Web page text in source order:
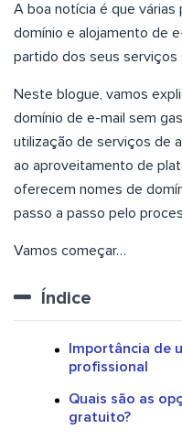
A boa notícia é que
domínio e alojamento de
partido dos seus serviços
Neste blogue, vamos
domínio de e-mail sem
utilização de serviços de
ao aproveitamento de
oferecem nomes de
passo a passo pelo
Vamos começar…
Índice
Importância de
profissional
Quais são as
gratuito?